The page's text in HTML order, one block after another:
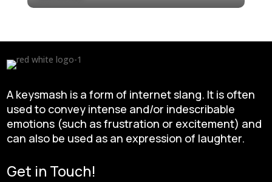
A keysmash is a form of internet slang. It is often
used to convey intense and/or indescribable
emotions (such as frustration or excitement) and
can also be used as an expression of laughter.
Get in Touch!